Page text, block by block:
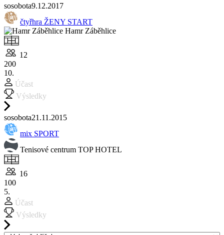
sosobota9.12.2017
čtyřhra ŽENY START
Hamr Záběhlice
12
200
10.
Účast
Výsledky
sosobota21.11.2015
mix SPORT
Tenisové centrum TOP HOTEL
16
100
5.
Účast
Výsledky